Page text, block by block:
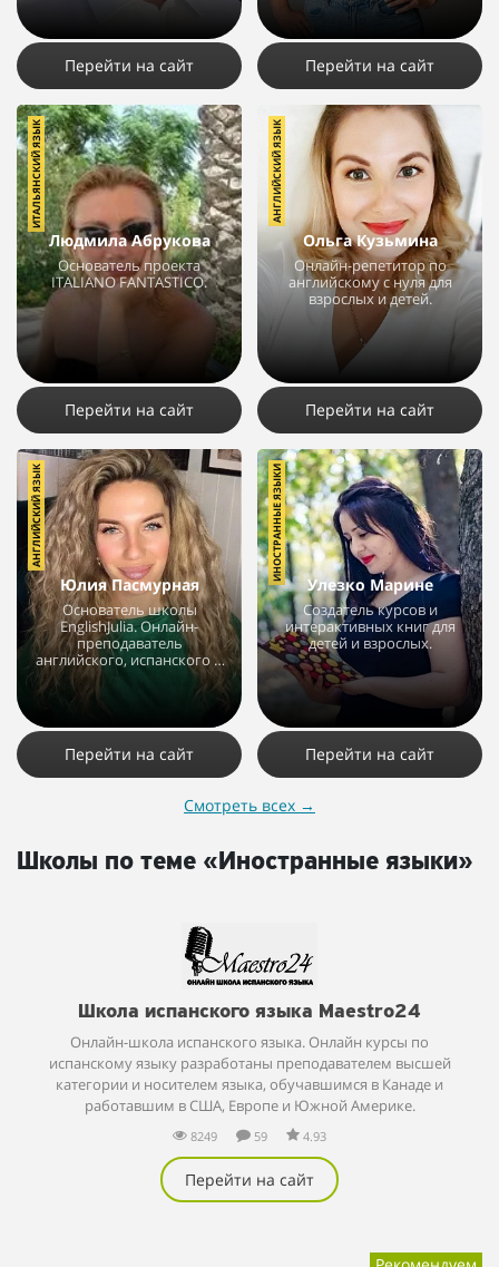
Перейти на сайт Перейти на сайт
Людмила Абрукова
Основатель проекта
ITALIANO FANTASTICO.
ИТАЛЬЯНСКИЙ ЯЗЫК
Перейти на сайт
Ольга Кузьмина
Онлайн-репетитор по
английскому с нуля для
взрослых и детей.
5026
АНГЛИЙСКИЙ ЯЗЫК
Перейти на сайт
Юлия Пасмурная
Основатель школы
EnglishJulia. Онлайн-
преподаватель
английского, испанского и
итальянского языков.
АНГЛИЙСКИЙ ЯЗЫК
Перейти на сайт
Улезко Марине
Создатель курсов и
интерактивных книг для
детей и взрослых.
3293
ИНОСТРАННЫЕ ЯЗЫКИ
Перейти на сайт
Смотреть всех →
Школы по теме «Иностранные языки»
Школа испанского языка Maestro24
Онлайн-школа испанского языка. Онлайн курсы по
испанскому языку разработаны преподавателем высшей
категории и носителем языка, обучавшимся в Канаде и
работавшим в США, Европе и Южной Америке.
8249 59 4.93
Перейти на сайт